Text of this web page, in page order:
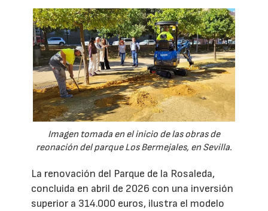
Imagen tomada en el inicio de las obras de
reonación del parque Los Bermejales, en Sevilla.
La renovación del Parque de la Rosaleda,
concluida en abril de 2026 con una inversión
superior a 314.000 euros, ilustra el modelo